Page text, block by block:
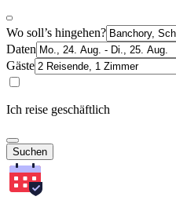
Wo soll’s hingehen?
Daten
Gäste
Ich reise geschäftlich
Suchen